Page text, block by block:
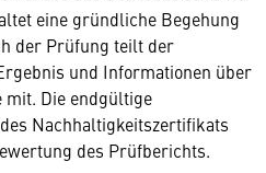
eine gründliche Begehung
der Prüfung teilt der
und Informationen über
mit. Die endgültige
Nachhaltigkeitszertifikats
des Prüfberichts.